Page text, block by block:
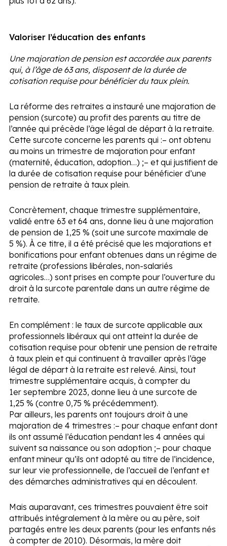
Valoriser l’éducation des enfants
Une majoration de pension est accordée aux parents
qui, à l’âge de 63 ans, disposent de la durée de
cotisation requise pour bénéficier du taux plein.
La réforme des retraites a instauré une majoration de
pension (surcote) au profit des parents au titre de
l’année qui précède l’âge légal de départ à la retraite.
Cette surcote concerne les parents qui :– ont obtenu
au moins un trimestre de majoration pour enfant
(maternité, éducation, adoption…) ;– et qui justifient de
la durée de cotisation requise pour bénéficier d’une
pension de retraite à taux plein.
Concrètement, chaque trimestre supplémentaire,
validé entre 63 et 64 ans, donne lieu à une majoration
de pension de 1,25 % (soit une surcote maximale de
5 %). À ce titre, il a été précisé que les majorations et
bonifications pour enfant obtenues dans un régime de
retraite (professions libérales, non-salariés
agricoles…) sont prises en compte pour l’ouverture du
droit à la surcote parentale dans un autre régime de
retraite.
En complément : le taux de surcote applicable aux
professionnels libéraux qui ont atteint la durée de
cotisation requise pour obtenir une pension de retraite
à taux plein et qui continuent à travailler après l’âge
légal de départ à la retraite est relevé. Ainsi, tout
trimestre supplémentaire acquis, à compter du
1er septembre 2023, donne lieu à une surcote de
1,25 % (contre 0,75 % précédemment).
Par ailleurs, les parents ont toujours droit à une
majoration de 4 trimestres :– pour chaque enfant dont
ils ont assumé l’éducation pendant les 4 années qui
suivent sa naissance ou son adoption ;– pour chaque
enfant mineur qu’ils ont adopté au titre de l’incidence,
sur leur vie professionnelle, de l’accueil de l’enfant et
des démarches administratives qui en découlent.
Mais auparavant, ces trimestres pouvaient être soit
attribués intégralement à la mère ou au père, soit
partagés entre les deux parents (pour les enfants nés
à compter de 2010). Désormais, la mère doit